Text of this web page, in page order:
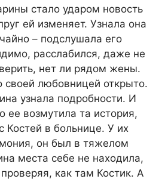
стало ударом новость
ей изменяет. Узнала она
– подслушала его
расслабился, даже не
нет ли рядом жены.
своей любовницей открыто.
узнала подробности. И
ее возмутила та история,
Костей в больнице. У их
он был в тяжелом
места себе не находила,
как там Костик. А